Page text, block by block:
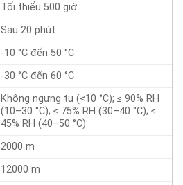
Tối thiểu 500 giờ
Sau 20 phút
-10 °C đến 50 °C
-30 °C đến 60 °C
Không ngưng tụ (<10 °C); ≤ 90% RH
(10–30 °C); ≤ 75% RH (30–40 °C); ≤
45% RH (40–50 °C)
2000 m
12000 m